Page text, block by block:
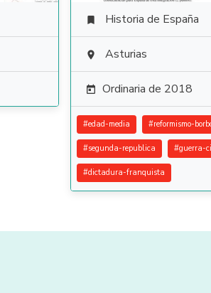
 Historia de España
 Asturias
 Ordinaria de 2018
#edad-media #reformismo-
#segunda-republica #guerra-
#dictadura-franquista